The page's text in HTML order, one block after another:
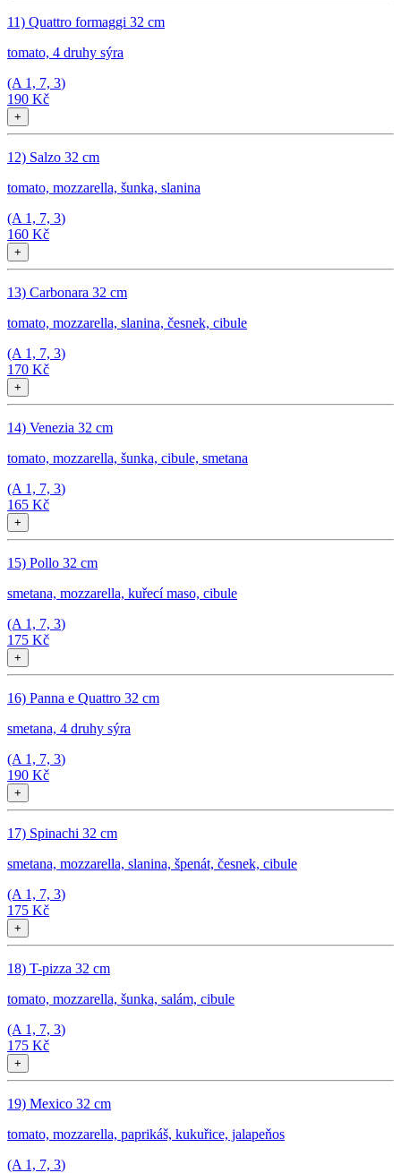
11) Quattro formaggi 32 cm
tomato, 4 druhy sýra
(A 1, 7, 3)
190 Kč
+
12) Salzo 32 cm
tomato, mozzarella, šunka, slanina
(A 1, 7, 3)
160 Kč
+
13) Carbonara 32 cm
tomato, mozzarella, slanina, česnek, cibule
(A 1, 7, 3)
170 Kč
+
14) Venezia 32 cm
tomato, mozzarella, šunka, cibule, smetana
(A 1, 7, 3)
165 Kč
+
15) Pollo 32 cm
smetana, mozzarella, kuřecí maso, cibule
(A 1, 7, 3)
175 Kč
+
16) Panna e Quattro 32 cm
smetana, 4 druhy sýra
(A 1, 7, 3)
190 Kč
+
17) Spinachi 32 cm
smetana, mozzarella, slanina, špenát, česnek, cibule
(A 1, 7, 3)
175 Kč
+
18) T-pizza 32 cm
tomato, mozzarella, šunka, salám, cibule
(A 1, 7, 3)
175 Kč
+
19) Mexico 32 cm
tomato, mozzarella, paprikáš, kukuřice, jalapeňos
(A 1, 7, 3)